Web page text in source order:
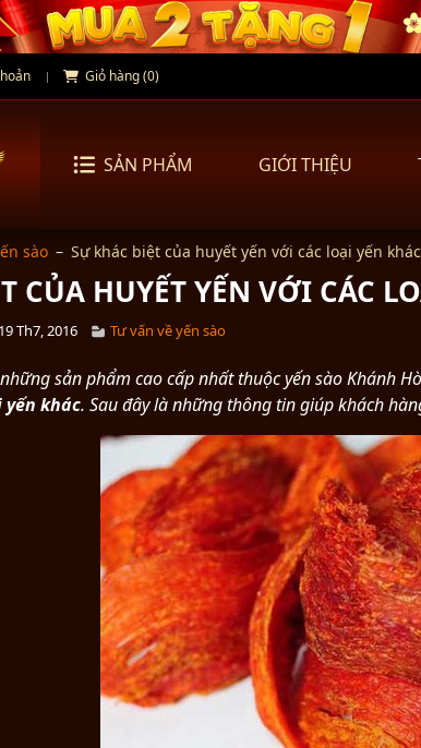
Giỏ hàng (0)
SẢN PHẨM GIỚI THIỆU
sào – Sự khác biệt của huyết yến với các loại yến khác
CỦA HUYẾT YẾN VỚI CÁC
19 Th7, 2016 Tư vấn về yến sào
sản phẩm cao cấp nhất thuộc yến sào Khánh
yến khác. Sau đây là những thông tin giúp khách